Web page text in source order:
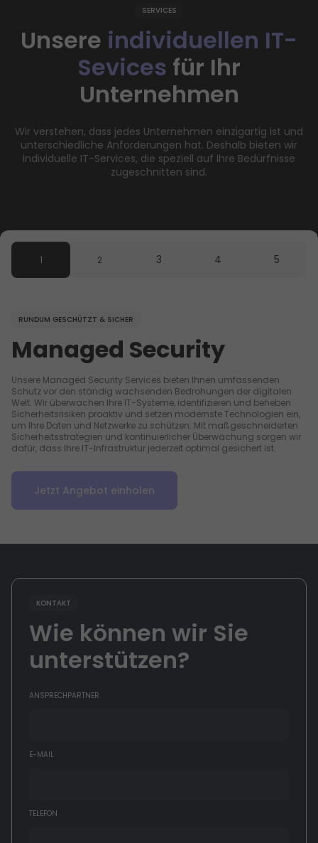
SERVICES
Unsere individuellen IT-
Sevices für Ihr
Unternehmen
Wir verstehen, dass jedes Unternehmen einzigartig ist und
unterschiedliche Anforderungen hat. Deshalb bieten wir
individuelle IT-Services, die speziell auf Ihre Bedürfnisse
zugeschnitten sind.
1 2 3 4 5
RUNDUM GESCHÜTZT & SICHER
Managed Security
Unsere Managed Security Services bieten Ihnen umfassenden
Schutz vor den ständig wachsenden Bedrohungen der digitalen
Welt. Wir überwachen Ihre IT-Systeme, identifizieren und beheben
Sicherheitsrisiken proaktiv und setzen modernste Technologien ein,
um Ihre Daten und Netzwerke zu schützen. Mit maßgeschneiderten
Sicherheitsstrategien und kontinuierlicher Überwachung sorgen wir
dafür, dass Ihre IT-Infrastruktur jederzeit optimal gesichert ist.
Jetzt Angebot einholen
KONTAKT
Wie können wir Sie
unterstützen?
ANSPRECHPARTNER
E-MAIL
TELEFON